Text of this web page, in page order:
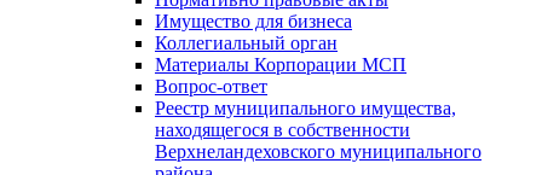
Имущество для бизнеса
Коллегиальный орган
Материалы Корпорации МСП
Вопрос-ответ
Реестр муниципального имущества,
находящегося в собственности
Верхнеландеховского муниципального